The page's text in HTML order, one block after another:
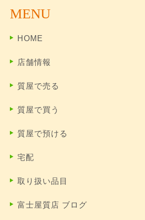
MENU
HOME
店舗情報
質屋で売る
質屋で買う
質屋で預ける
宅配
取り扱い品目
富士屋質店 ブログ